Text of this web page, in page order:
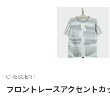
CRESCENT
フロントレースアクセントカ